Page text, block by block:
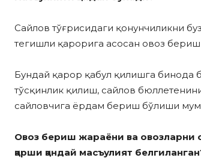
Сайлов тўғрисидаги қонунчиликни
тегишли қарорига асосан овоз
Бундай қарор қабул қилишга
тўсқинлик қилиш, сайлов
сайловчига ёрдам бериш бўлиши
Овоз бериш жараёни ва овозларни
қарши қандай масъулият